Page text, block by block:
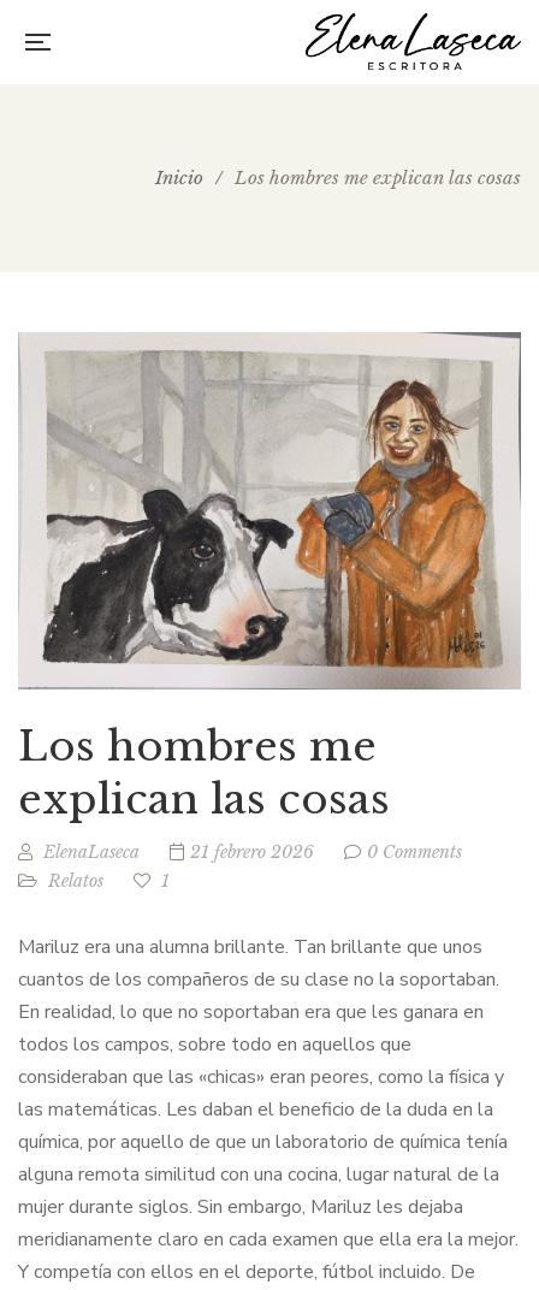
Inicio / Los hombres me explican las cosas
Los hombres me
explican las cosas
ElenaLaseca 21 febrero 2026
0 Comments
Relatos
1
Mariluz era una alumna brillante. Tan brillante que unos
cuantos de los compañeros de su clase no la soportaban.
En realidad, lo que no soportaban era que les ganara en
todos los campos, sobre todo en aquellos que
consideraban que las «chicas» eran peores, como la física y
las matemáticas. Les daban el beneficio de la duda en la
química, por aquello de que un laboratorio de química tenía
alguna remota similitud con una cocina, lugar natural de la
mujer durante siglos. Sin embargo, Mariluz les dejaba
meridianamente claro en cada examen que ella era la mejor.
Y competía con ellos en el deporte, fútbol incluido. De